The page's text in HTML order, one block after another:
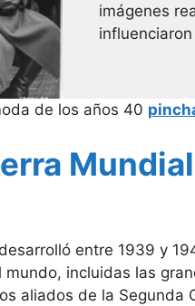
imágenes
de los años 40
entre 1939 y
incluidas las
aliados de la Segunda